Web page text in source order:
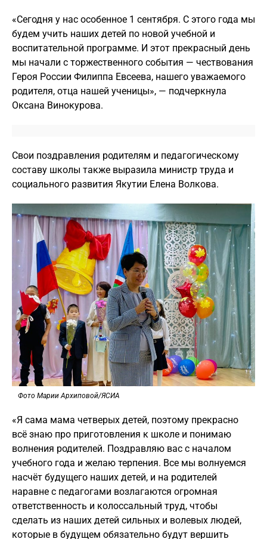
«Сегодня у нас особенное 1 сентября. С этого года мы
будем учить наших детей по новой учебной и
воспитательной программе. И этот прекрасный день
мы начали с торжественного события — чествования
Героя России Филиппа Евсеева, нашего уважаемого
родителя, отца нашей ученицы», — подчеркнула
Оксана Винокурова.
Свои поздравления родителям и педагогическому
составу школы также выразила министр труда и
социального развития Якутии Елена Волкова.
Фото Марии Архиповой/ЯСИА
«Я сама мама четверых детей, поэтому прекрасно
всё знаю про приготовления к школе и понимаю
волнения родителей. Поздравляю вас с началом
учебного года и желаю терпения. Все мы волнуемся
насчёт будущего наших детей, и на родителей
наравне с педагогами возлагаются огромная
ответственность и колоссальный труд, чтобы
сделать из наших детей сильных и волевых людей,
которые в будущем обязательно будут вершить